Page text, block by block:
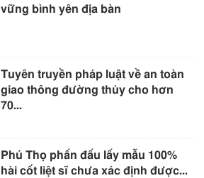
vững bình yên địa bàn
Tuyên truyền pháp luật về an toàn
giao thông đường thủy cho hơn
70...
Phú Thọ phấn đấu lấy mẫu 100%
hài cốt liệt sĩ chưa xác định được...